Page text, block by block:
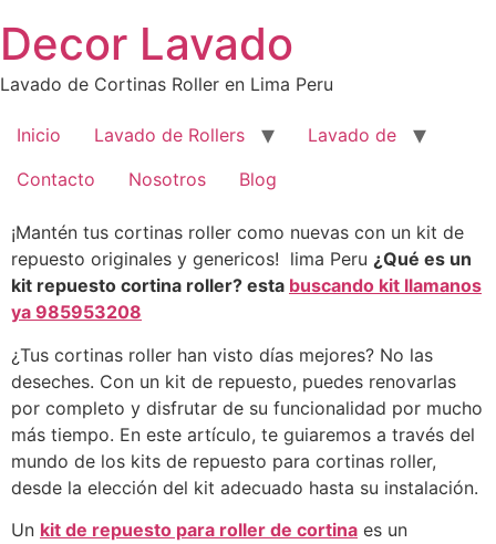
al
contenido
Decor Lavado
Lavado de Cortinas Roller en Lima Peru
Inicio Lavado de Rollers
Lavado de
Contacto
Nosotros Blog
¡Mantén tus cortinas roller como nuevas con un kit de
repuesto originales y genericos! lima Peru ¿Qué es un
kit repuesto cortina roller? esta buscando kit llamanos
ya 985953208
¿Tus cortinas roller han visto días mejores? No las
deseches. Con un kit de repuesto, puedes renovarlas
por completo y disfrutar de su funcionalidad por mucho
más tiempo. En este artículo, te guiaremos a través del
mundo de los kits de repuesto para cortinas roller,
desde la elección del kit adecuado hasta su instalación.
Un kit de repuesto para roller de cortina es un